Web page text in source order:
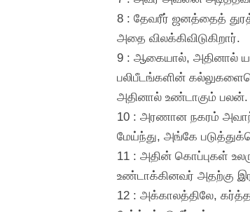
8 : தேவரீர் ஜனத்தைத்
அதை விலக்கிவிடுகிறார்.
9 : ஆகையால், அதினால்
பலிபீடங்களின்
அதினால் உண்டாகும் பலன்.
10 : அரணான நகரம்
மேய்ந்து, அங்கே
11 : அதின் கொப்புகள்
உண்டாக்கினவர் அதற்கு
12 : அக்காலத்திலே,